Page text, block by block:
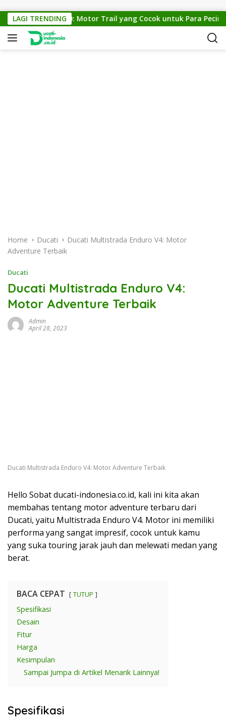
LAGI TRENDING
KTM Cross 150: Motor Trail yang Cocok untuk Para Pecinta
Home Ducati
Ducati Multistrada Enduro V4: Motor
Adventure Terbaik
Ducati
Ducati Multistrada Enduro V4:
Motor Adventure Terbaik
Admin
April 28, 2023
Ducati Multistrada Enduro V4: Motor Adventure Terbaik
Hello Sobat ducati-indonesia.co.id, kali ini kita akan
membahas tentang motor adventure terbaru dari
Ducati, yaitu Multistrada Enduro V4. Motor ini memiliki
performa yang sangat impresif, cocok untuk kamu
yang suka touring jarak jauh dan melewati medan yang
berat.
BACA CEPAT TUTUP
Spesifikasi
Desain
Fitur
Harga
Kesimpulan
Sampai Jumpa di Artikel Menarik Lainnya!
Spesifikasi